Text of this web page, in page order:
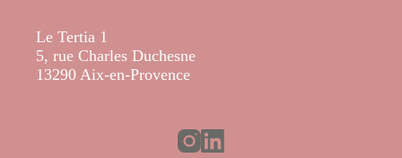
Le Tertia 1
5, rue Charles Duchesne
13290 Aix-en-Provence